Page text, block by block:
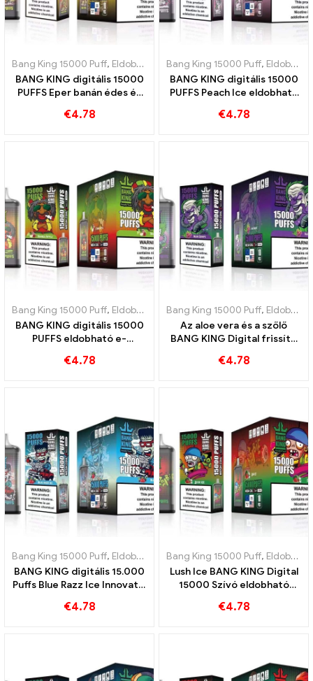
Bang King 15000 Puff, Eldobható e-cigaretta Svédország ,
BANG KING digitális 15000
PUFFS Eper banán édes és
€4.78
Bang King 15000 Puff, Eldobható e-cigaretta Svédország
BANG KING digitális 15000
PUFFS Peach Ice eldobható
€4.78
Bang King 15000 Puff, Eldobható e-cigaretta Svédország ,
BANG KING digitális 15000
PUFFS eldobható e-
ízletes keveréke
€4.78
Bang King 15000 Puff, Eldobható e-cigaretta Svédország
Az aloe vera és a szőlő
BANG KING Digital frissítő
eldobható e-cigaretta
€4.78
Bang King 15000 Puff, Eldobható e-cigaretta Svédország ,
BANG KING digitális 15.000
Puffs Blue Razz Ice Innovatív
€4.78
Bang King 15000 Puff, Eldobható e-cigaretta Svédország
Lush Ice BANG KING Digital
15000 Szívó eldobható
15000 Puff görögdinnye
€4.78